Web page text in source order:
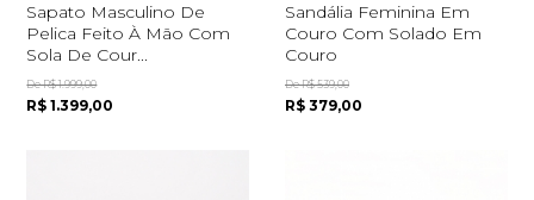
Sapato Masculino De
Pelica Feito À Mão Com
Sola De Cour...
De R$ 1.999,00
R$ 1.399,00
Sandália Feminina Em
Couro Com Solado Em
Couro
De R$ 539,00
R$ 379,00